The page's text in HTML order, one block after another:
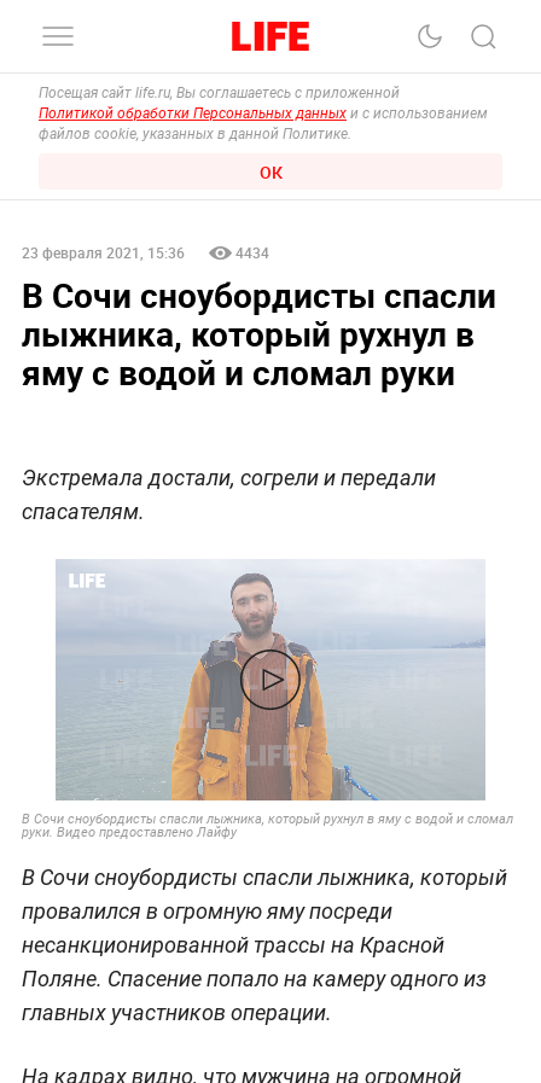
Посещая сайт life.ru, Вы соглашаетесь с приложенной
Политикой обработки Персональных данных и с использованием
файлов cookie, указанных в данной Политике.
ОК
23 февраля 2021, 15:36 4434
В Сочи сноубордисты спасли
лыжника, который рухнул в
яму с водой и сломал руки
Экстремала достали, согрели и передали
спасателям.
В Сочи сноубордисты спасли лыжника, который рухнул в яму с водой и сломал
руки. Видео предоставлено Лайфу
В Сочи сноубордисты спасли лыжника, который
провалился в огромную яму посреди
несанкционированной трассы на Красной
Поляне. Спасение попало на камеру одного из
главных участников операции.
На кадрах видно, что мужчина на огромной